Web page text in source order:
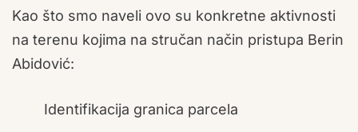
Kao što smo naveli ovo su konkretne aktivnosti
na terenu kojima na stručan način pristupa Berin
Abidović:
Identifikacija granica parcela